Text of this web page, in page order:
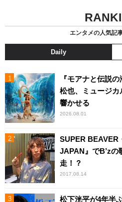
エンタメの人気記
Daily
『モアナと伝説
松也、ミュージ
響かせる
2026.08.01
SUPER BEAVER
JAPAN』でB’zの
走！？
2017.08.14
松下洸平が4年半